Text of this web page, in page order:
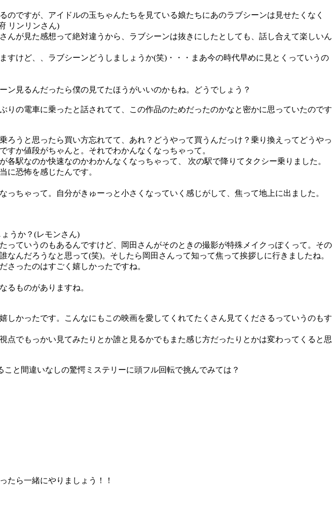
ですが、アイドルの玉ちゃんたちを見ている娘たちにあのラブシーンは見せたくなく
リンリンさん)
が見た感想って絶対違うから、ラブシーンは抜きにしたとしても、話し合えて楽しいん
すけど、、 ラブシーンどうしましょうか(笑) ・・・まあ今の時代早めに見とくっていうの
見るんだったら僕の見てたほうがいいのかもね。どうでしょう？
の電車に乗ったと話されてて、この作品のためだったのかなと密かに思っていたのです
うと思ったら買い方忘れてて、あれ？どうやって買うんだっけ？乗り換えってどうやっ
か値段がちゃんと。それでわかんなくなっちゃって。
各駅なのか快速なのかわかんなくなっちゃって、 次の駅で降りてタクシー乗りました。
に恐怖を感じたんです。
ちゃって。自分がきゅーっと小さくなっていく感じがして、焦って地上に出ました。
うか？(レモンさん)
ていうのもあるんですけど、岡田さんがそのときの撮影が特殊メイクっぽくって。その
んだろうなと思って(笑)。そしたら岡田さんって知って焦って挨拶しに行きましたね。
ったのはすごく嬉しかったですね。
るものがありますね。
かったです。こんなにもこの映画を愛してくれてたくさん見てくださるっていうのもす
でもっかい見てみたりとか誰と見るかでもまた感じ方だったりとかは変わってくると思
と間違いなしの驚愕ミステリーに頭フル回転で挑んでみては？
たら一緒にやりましょう！！